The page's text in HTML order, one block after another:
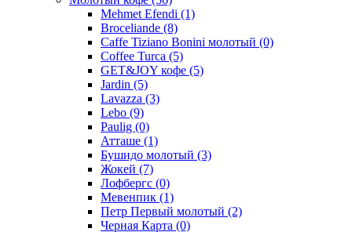
Mehmet Efendi (1)
Broceliande (8)
Caffe Tiziano Bonini молотый (0)
Coffee Turca (5)
GET&JOY кофе (5)
Jardin (5)
Lavazza (3)
Lebo (9)
Paulig (0)
Атташе (1)
Бушидо молотый (3)
Жокей (7)
Лофбергс (0)
Мевенпик (1)
Петр Первый молотый (2)
Черная Карта (0)